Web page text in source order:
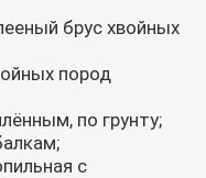
брус хвойных
пород
по грунту;
с